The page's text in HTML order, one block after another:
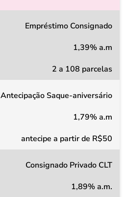
Empréstimo Consignado
1,39% a.m
2 a 108 parcelas
Antecipação Saque-aniversário
1,79% a.m
antecipe a partir de R$50
Consignado Privado CLT
1,89% a.m.